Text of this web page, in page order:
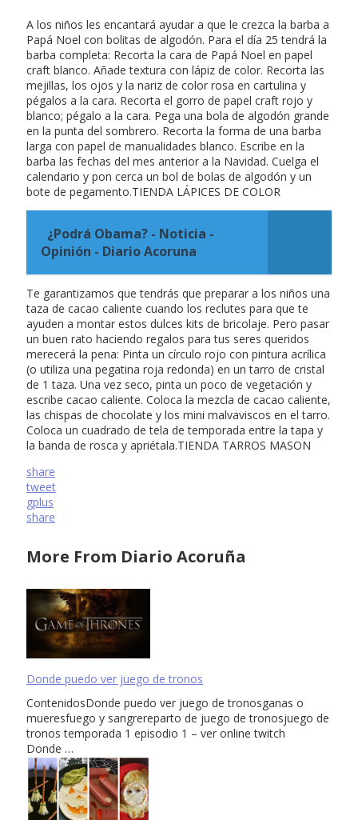
A los niños les encantará ayudar a que le crezca la barba a
Papá Noel con bolitas de algodón. Para el día 25 tendrá la
barba completa: Recorta la cara de Papá Noel en papel
craft blanco. Añade textura con lápiz de color. Recorta las
mejillas, los ojos y la nariz de color rosa en cartulina y
pégalos a la cara. Recorta el gorro de papel craft rojo y
blanco; pégalo a la cara. Pega una bola de algodón grande
en la punta del sombrero. Recorta la forma de una barba
larga con papel de manualidades blanco. Escribe en la
barba las fechas del mes anterior a la Navidad. Cuelga el
calendario y pon cerca un bol de bolas de algodón y un
bote de pegamento.TIENDA LÁPICES DE COLOR
¿Podrá Obama? - Noticia -
Opinión - Diario Acoruna
Te garantizamos que tendrás que preparar a los niños una
taza de cacao caliente cuando los reclutes para que te
ayuden a montar estos dulces kits de bricolaje. Pero pasar
un buen rato haciendo regalos para tus seres queridos
merecerá la pena: Pinta un círculo rojo con pintura acrílica
(o utiliza una pegatina roja redonda) en un tarro de cristal
de 1 taza. Una vez seco, pinta un poco de vegetación y
escribe cacao caliente. Coloca la mezcla de cacao caliente,
las chispas de chocolate y los mini malvaviscos en el tarro.
Coloca un cuadrado de tela de temporada entre la tapa y
la banda de rosca y apriétala.TIENDA TARROS MASON
share
tweet
gplus
share
More From Diario Acoruña
Donde puedo ver juego de tronos
ContenidosDonde puedo ver juego de tronosganas o
mueresfuego y sangrereparto de juego de tronosjuego de
tronos temporada 1 episodio 1 – ver online twitch
Donde …